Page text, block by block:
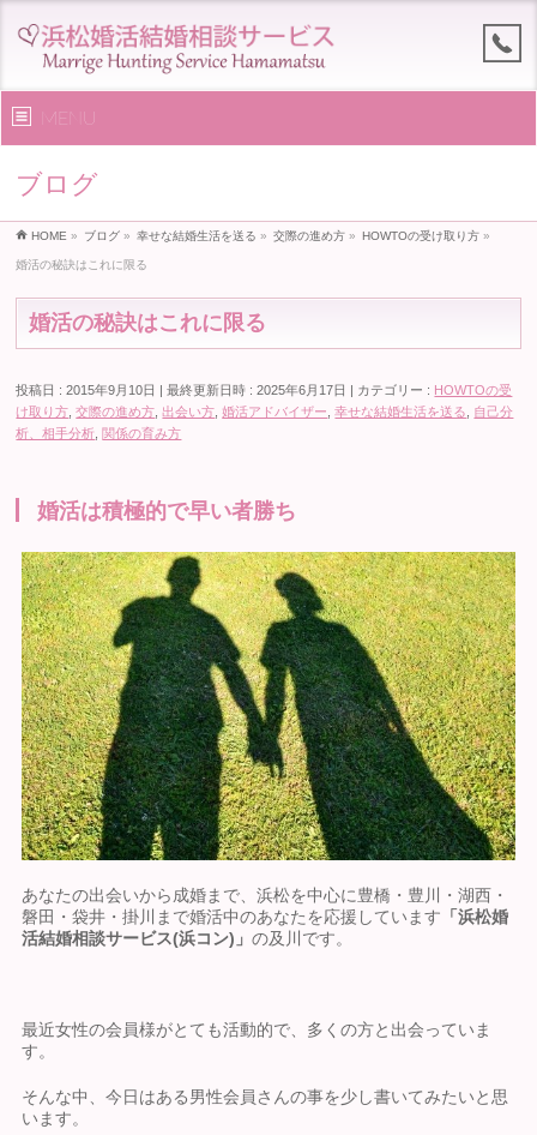
MENU
ブログ
HOME » ブログ » 幸せな結婚生活を送る » 交際の進め方 » HOWTOの受け取り方 »
婚活の秘訣はこれに限る
婚活の秘訣はこれに限る
投稿日 : 2015年9月10日 最終更新日時 : 2025年6月17日 カテゴリー : HOWTOの受
け取り方 ,交際の進め方 ,出会い方 婚活アドバイザー ,幸せな結婚生活を送る
自己分
析、相手分析
関係の育み方
婚活は積極的で早い者勝ち
あなたの出会いから成婚まで、浜松を中心に豊橋・豊川・湖西・
磐田・袋井・掛川まで婚活中のあなたを応援しています 「浜松婚
活結婚相談サービス(浜コン)」の及川です。
最近女性の会員様がとても活動的で、多くの方と出会っていま
す。
そんな中、今日はある男性会員さんの事を少し書いてみたいと思
います。